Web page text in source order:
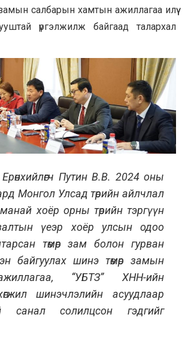
салбарын хамтын ажиллагаа илүү
үргэлжилж байгаад талархал
Путин В.В. 2024 оны
Монгол Улсад төрийн айлчлал
манай хоёр орны төрийн тэргүүн
үеэр хоёр улсын одоо
төмөр зам болон гурван
байгуулах шинэ төмөр замын
“УБТЗ” ХНН-ийн
шинэчлэлийн асуудлаар
санал солилцсон гэдгийг